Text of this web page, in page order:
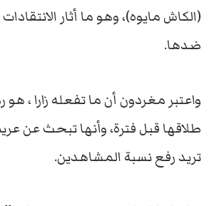
(الكاش مايوه)، وهو ما أثار
ضدها.
واعتبر مغردون أن ما تفعله زارا ،
طلاقها قبل فترة، وأنها تبحث عن
تريد رفع نسبة المشاهدين.